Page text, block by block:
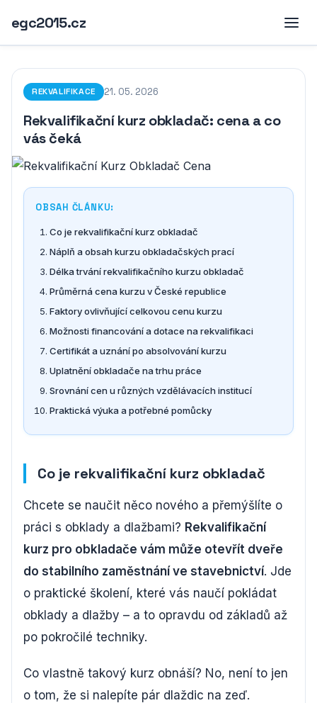
egc2015.cz
REKVALIFIKACE 21. 05. 2026
Rekvalifikační kurz obkladač: cena a co
vás čeká
OBSAH ČLÁNKU:
Co je rekvalifikační kurz obkladač
Náplň a obsah kurzu obkladačských prací
Délka trvání rekvalifikačního kurzu obkladač
Průměrná cena kurzu v České republice
Faktory ovlivňující celkovou cenu kurzu
Možnosti financování a dotace na rekvalifikaci
Certifikát a uznání po absolvování kurzu
Uplatnění obkladače na trhu práce
Srovnání cen u různých vzdělávacích institucí
Praktická výuka a potřebné pomůcky
Co je rekvalifikační kurz obkladač
Chcete se naučit něco nového a přemýšlíte o
práci s obklady a dlažbami? Rekvalifikační
kurz pro obkladače vám může otevřít dveře
do stabilního zaměstnání ve stavebnictví. Jde
o praktické školení, které vás naučí pokládat
obklady a dlažby – a to opravdu od základů až
po pokročilé techniky.
Co vlastně takový kurz obnáší? No, není to jen
o tom, že si nalepíte pár dlaždic na zeď.